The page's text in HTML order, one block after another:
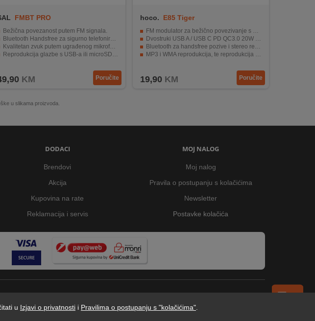
u Izjavi o privatnosti i Pravilima o postupanju s "kolačićima"
FMBT PRO
Bežična povezanost putem FM signala.
Bluetooth Handsfree za sigurno telefoniranje.
Kvalitetan zvuk putem ugrađenog mikrofona.
Reprodukcija glazbe s USB-a ili microSD kartice.
KM Poručite
hoco. E85 Tiger
FM modulator za bežično povezivanje s auto radiom
Dvostruki USB A / USB C PD QC3.0 20W punjač
Bluetooth za handsfree pozive i stereo reprodukciju glazbe
MP3 i WMA reprodukcija, te reprodukcija s USB-a
19,90 KM Poručite
u slikama proizvoda.
DODACI
Brendovi
Akcija
Kupovina na rate
Reklamacija i servis
MOJ NALOG
Moj nalog
Pravila o postupanju s kolačićima
Newsletter
Postavke kolačića